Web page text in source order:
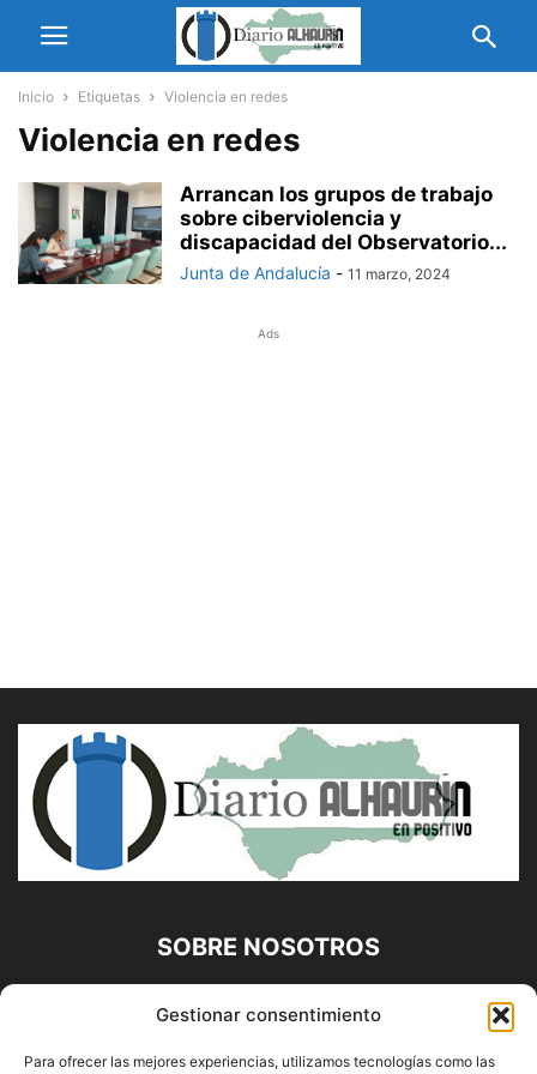
Gestionar consentimiento
Para ofrecer las mejores experiencias, utilizamos tecnologías como las
Inicio Etiquetas Violencia en redes
Violencia en redes
Arrancan los grupos de trabajo
sobre ciberviolencia y
discapacidad del Observatorio...
Junta de Andalucía - 11 marzo, 2024
Ads
SOBRE NOSOTROS
Diario Alhaurín (www.alhaurindelatorre.com) Propiedad de
Francisco E. López López | 639 95 71 95 | Noticias de
Alhaurín de la Torre, Málaga y Provincia|